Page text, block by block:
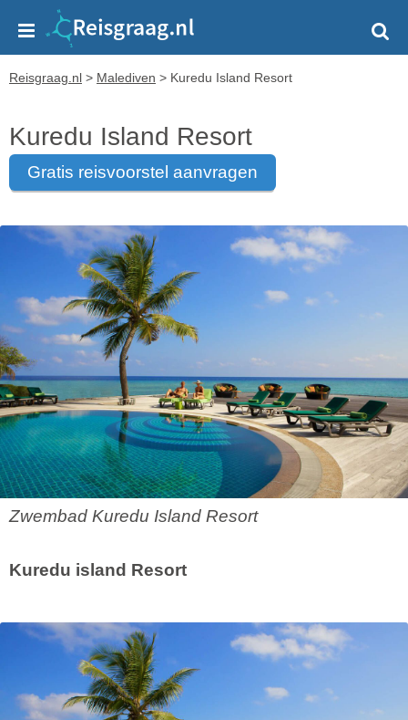
Reisgraag.nl > Malediven > Kuredu Island Resort
Kuredu Island Resort
gratis reisvoorstel aanvragen
Zwembad Kuredu Island Resort
Kuredu island Resort